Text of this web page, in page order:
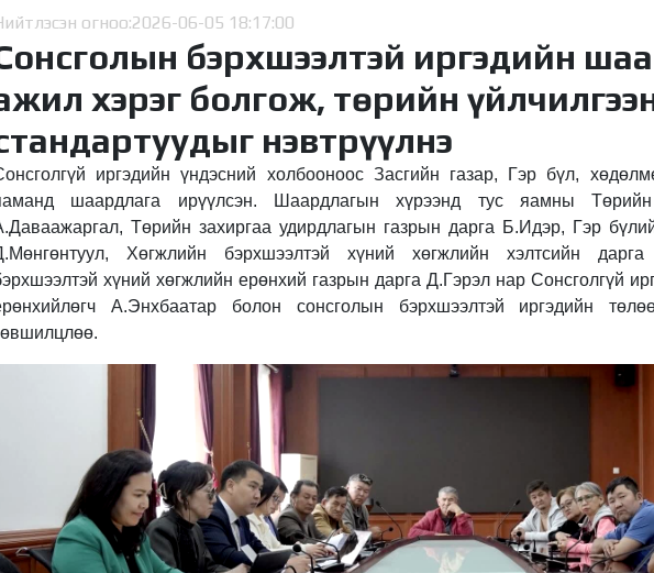
огноо:2026-06-05 18:17:00
бэрхшээлтэй иргэдийн
хэрэг болгож, төрийн
нэвтрүүлнэ
иргэдийн үндэсний холбооноос Засгийн газар, Гэр бүл,
шаардлага ирүүлсэн. Шаардлагын хүрээнд тус яамны
Төрийн захиргаа удирдлагын газрын дарга Б.Идэр, Гэр
Хөгжлийн бэрхшээлтэй хүний хөгжлийн хэлтсийн
хүний хөгжлийн ерөнхий газрын дарга Д.Гэрэл нар Сонсголгүй
А.Энхбаатар болон сонсголын бэрхшээлтэй иргэдийн